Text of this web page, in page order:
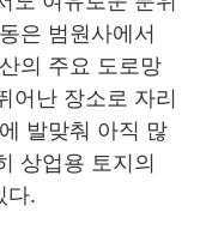
은 범원사에서
의 주요 도로망
어난 장소로 자리
발맞춰 아직 많
상업용 토지의
다.